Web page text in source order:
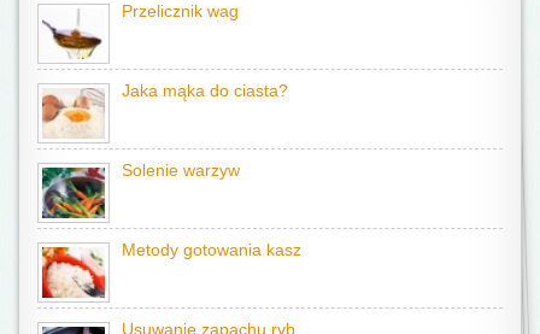
Przelicznik wag
Jaka mąka do ciasta?
Solenie warzyw
Metody gotowania kasz
Usuwanie zapachu ryb